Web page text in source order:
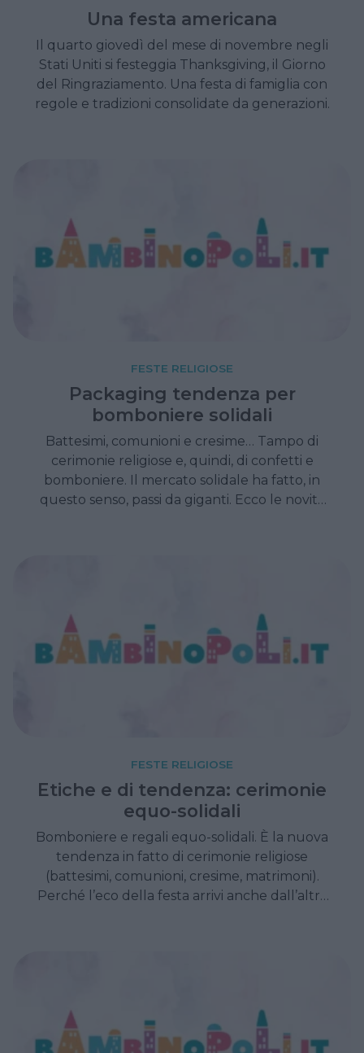
Una festa americana
Il quarto giovedì del mese di novembre negli
Stati Uniti si festeggia Thanksgiving, il Giorno
del Ringraziamento. Una festa di famiglia con
regole e tradizioni consolidate da generazioni.
FESTE RELIGIOSE
Packaging tendenza per
bomboniere solidali
Battesimi, comunioni e cresime… Tampo di
cerimonie religiose e, quindi, di confetti e
bomboniere. Il mercato solidale ha fatto, in
questo senso, passi da giganti. Ecco le novità
FESTE RELIGIOSE
Etiche e di tendenza: cerimonie
equo-solidali
Bomboniere e regali equo-solidali. È la nuova
tendenza in fatto di cerimonie religiose
(battesimi, comunioni, cresime, matrimoni).
Perché l’eco della festa arrivi anche dall’altra